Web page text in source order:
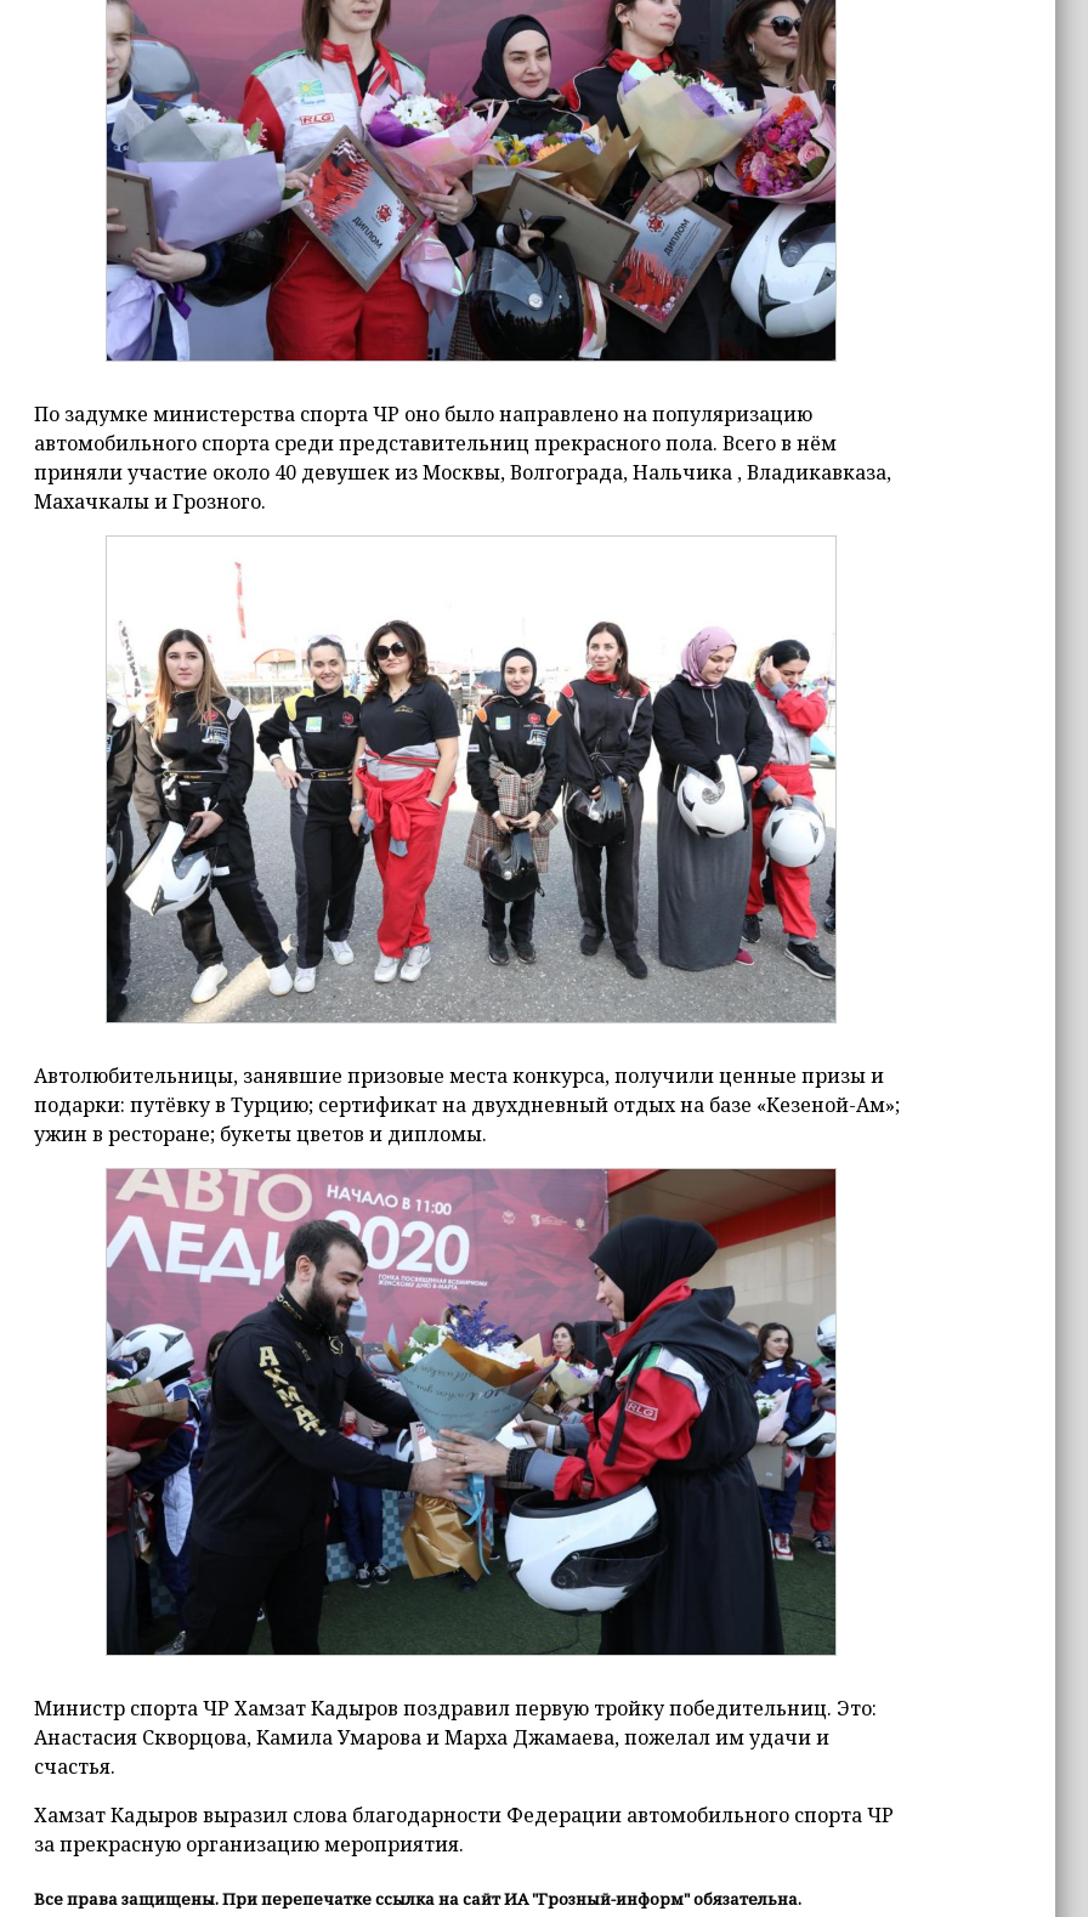
По задумке министерства спорта ЧР оно было направлено на популяризацию
автомобильного спорта среди представительниц прекрасного пола. Всего в нём
приняли участие около 40 девушек из Москвы, Волгограда, Нальчика , Владикавказа,
Махачкалы и Грозного.
Автолюбительницы, занявшие призовые места конкурса, получили ценные призы и
подарки: путёвку в Турцию; сертификат на двухдневный отдых на базе «Кезеной-Ам»;
ужин в ресторане; букеты цветов и дипломы.
Министр спорта ЧР Хамзат Кадыров поздравил первую тройку победительниц. Это:
Анастасия Скворцова, Камила Умарова и Марха Джамаева, пожелал им удачи и
счастья.
Хамзат Кадыров выразил слова благодарности Федерации автомобильного спорта ЧР
за прекрасную организацию мероприятия.
Все права защищены. При перепечатке ссылка на сайт ИА "Грозный-информ" обязательна.